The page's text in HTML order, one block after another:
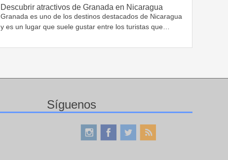
Descubrir atractivos de Granada en Nicaragua
Granada es uno de los destinos destacados de Nicaragua
y es un lugar que suele gustar entre los turistas que…
Síguenos